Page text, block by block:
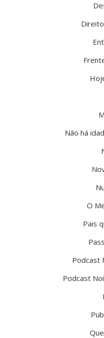
Não há
O
Pais
Podcast
Podcast